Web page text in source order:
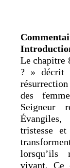
Le chapitre
? » décrit
des
Seigneur
tristesse
lorsqu’ils
vivant. Ce